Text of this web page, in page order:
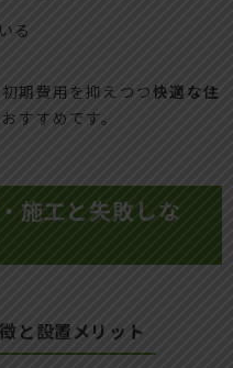
る
期費用を抑えつつ快適な住
すすめです。
施工と失敗しな
と設置メリット